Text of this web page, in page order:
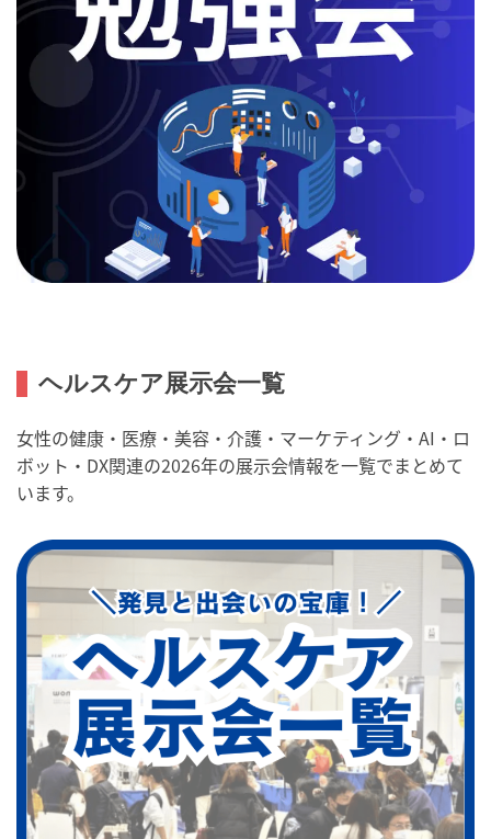
ヘルスケア展示会一覧
女性の健康・医療・美容・介護・マーケティング・AI・ロ
ボット・DX関連の2026年の展示会情報を一覧でまとめて
います。